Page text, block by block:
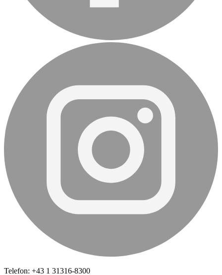
Telefon: +43 1 31316-8300